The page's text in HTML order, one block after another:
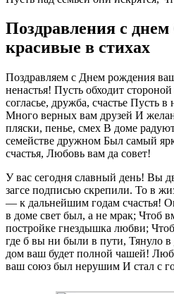
Поздравления с днем
красивые в стихах
Поздравляем с Днем рождения
ненастья! Пусть обходит
согласье, дружба, счастье Пусть в
Много верных вам друзей И
пляски, пенье, смех В доме
семействе дружном Был самый
счастья, Любовь вам да совет!
У вас сегодня славный день! Вы
загсе подписью скрепили. То в
— к дальнейшим годам счастья!
в доме свет был, а не мрак; Чтоб
постройке гнездышка любви;
где б вы ни были в пути, Тянуло
дом ваш будет полной чашей!
ваш союз был нерушим И стал с